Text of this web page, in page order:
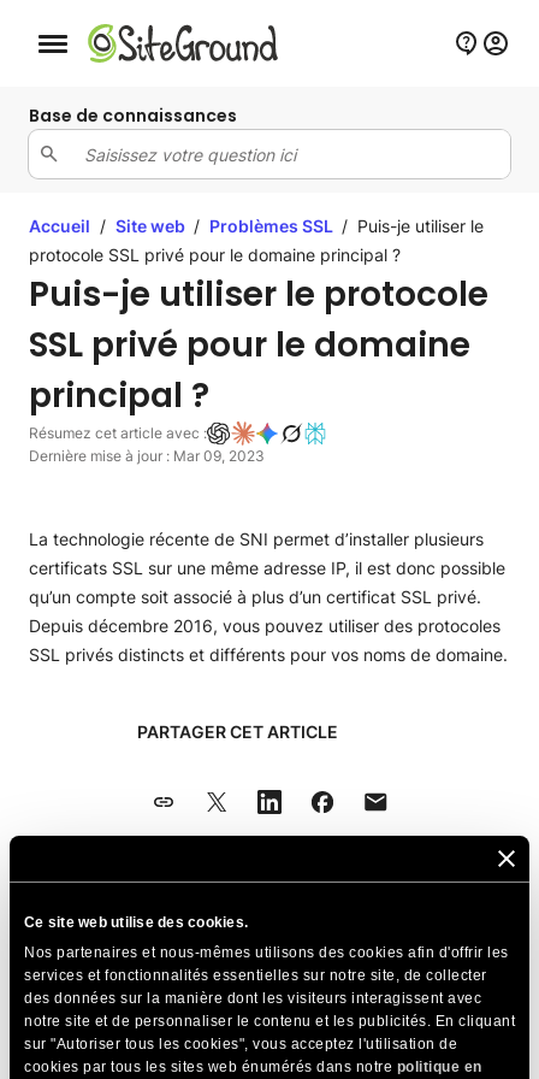
Ce site web utilise des cookies.
Nos partenaires et nous-mêmes utilisons des cookies afin d'offrir les
services et fonctionnalités essentielles sur notre site, de collecter
des données sur la manière dont les visiteurs interagissent avec
notre site et de personnaliser le contenu et les publicités. En cliquant
sur "Autoriser tous les cookies", vous acceptez l'utilisation de
cookies par tous les sites web énumérés dans notre politique en
Bouton de navigation mobile
Base de connaissances
Accueil / Site web / Problèmes SSL / Puis-je utiliser le
protocole SSL privé pour le domaine principal ?
Puis-je utiliser le protocole
SSL privé pour le domaine
principal ?
Résumez cet article avec :
Dernière mise à jour : Mar 09, 2023
La technologie récente de SNI permet d’installer plusieurs
certificats SSL sur une même adresse IP, il est donc possible
qu’un compte soit associé à plus d’un certificat SSL privé.
Depuis décembre 2016, vous pouvez utiliser des protocoles
SSL privés distincts et différents pour vos noms de domaine.
PARTAGER CET ARTICLE
Articles Connexes
Résoudre les problèmes de sécurité des sites
web – GlobalSign met à jour sa hiérarchie de
certificats racines AlphaSSL et AlphaSSL
Wildcard vers R6